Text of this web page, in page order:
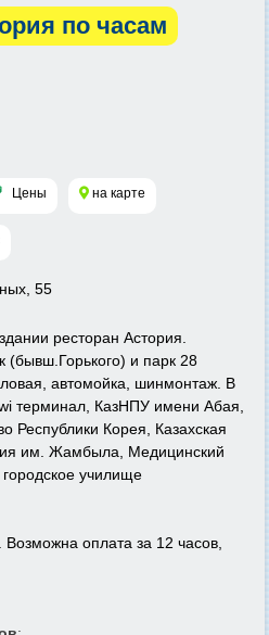
по часам
Цены на карте
55
ресторан Астория.
(бывш.Горького) и парк 28
автомойка, шинмонтаж. В
терминал, КазНПУ имени Абая,
Республики Корея, Казахская
им. Жамбыла, Медицинский
училище
оплата за 12 часов,